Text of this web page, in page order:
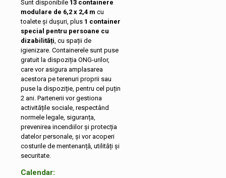
Sunt disponibile 13 containere
modulare de 6,2 x 2,4 m cu
toalete și dușuri, plus 1 container
special pentru persoane cu
dizabilități, cu spații de
igienizare. Containerele sunt puse
gratuit la dispoziția ONG-urilor,
care vor asigura amplasarea
acestora pe terenuri proprii sau
puse la dispoziție, pentru cel puțin
2 ani. Partenerii vor gestiona
activitățile sociale, respectând
normele legale, siguranța,
prevenirea incendiilor și protecția
datelor personale, și vor acoperi
costurile de mentenanță, utilități și
securitate.
Calendar: